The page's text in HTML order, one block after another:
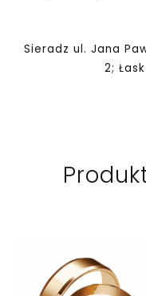
Sieradz ul. Jana
2;